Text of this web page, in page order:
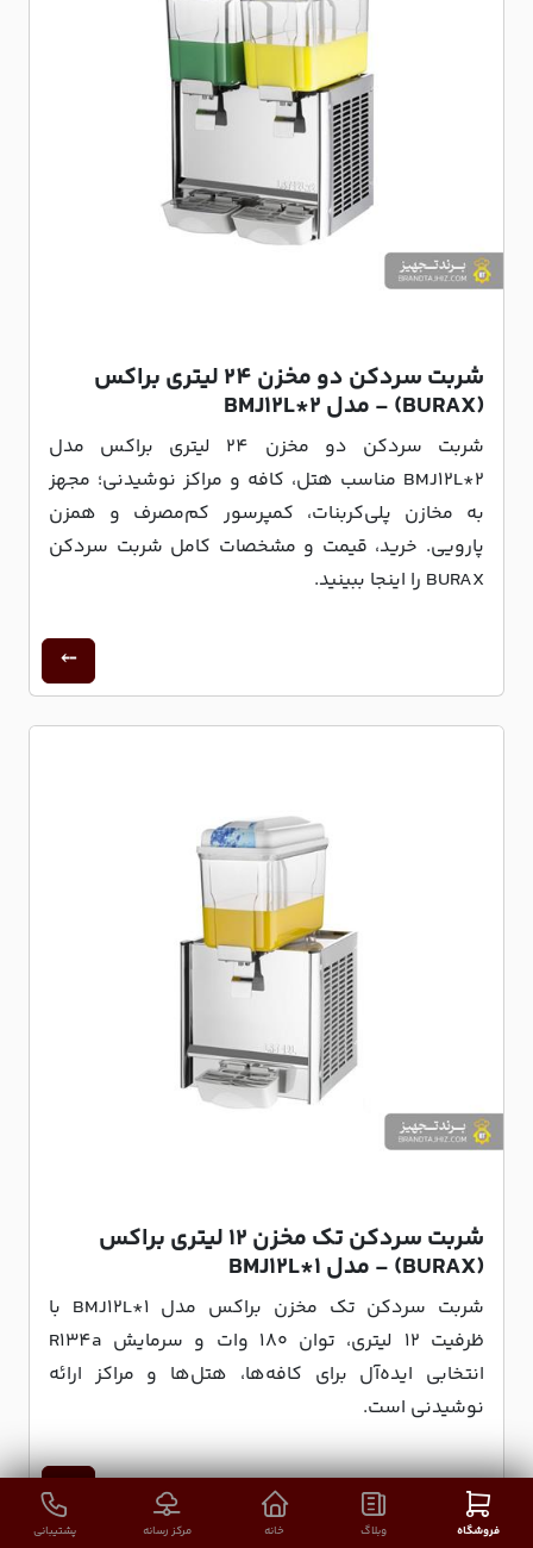
شربت سردکن دو مخزن 24 لیتری براکس
(BURAX) - مدل BMJ12L*2
شربت سردکن دو مخزن 24 لیتری براکس مدل
BMJ12L*2 مناسب هتل، کافه و مراکز نوشیدنی؛ مجهز
به مخازن پلی‌کربنات، کمپرسور کم‌مصرف و همزن
پارویی. خرید، قیمت و مشخصات کامل شربت سردکن
BURAX را اینجا ببینید.
شربت سردکن تک مخزن 12 لیتری براکس
(BURAX) - مدل BMJ12L*1
شربت سردکن تک مخزن براکس مدل BMJ12L*1 با
ظرفیت ۱۲ لیتری، توان ۱۸۰ وات و سرمایش R134a
انتخابی ایده‌آل برای کافه‌ها، هتل‌ها و مراکز ارائه
نوشیدنی است.
فروشگاه وبلاگ خانه مرکز رسانه پشتیبانی